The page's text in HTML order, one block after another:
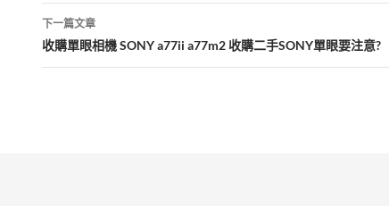
導
覽
下一篇文章
收購單眼相機 SONY a77ii a77m2 收購二手SONY單眼要注意?